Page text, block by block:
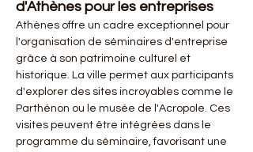
d'Athènes pour les entreprises
Athènes offre un cadre exceptionnel pour
l'organisation de séminaires d'entreprise
grâce à son patrimoine culturel et
historique. La ville permet aux participants
d'explorer des sites incroyables comme le
Parthénon ou le musée de l'Acropole. Ces
visites peuvent être intégrées dans le
programme du séminaire, favorisant une